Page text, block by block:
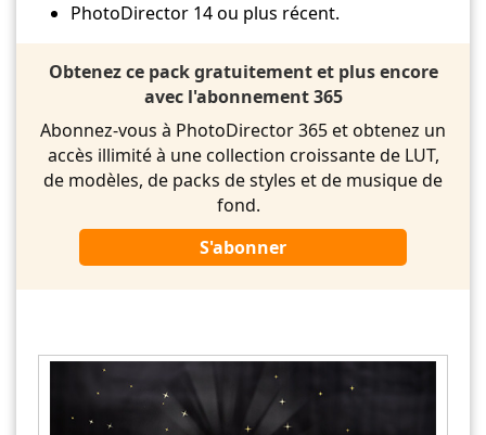
PhotoDirector 14 ou plus récent.
Obtenez ce pack gratuitement et plus encore
avec l'abonnement 365
Abonnez-vous à PhotoDirector 365 et obtenez un
accès illimité à une collection croissante de LUT,
de modèles, de packs de styles et de musique de
fond.
S'abonner